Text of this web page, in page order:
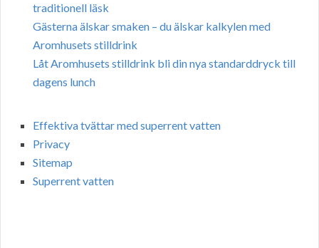
traditionell läsk
Gästerna älskar smaken – du älskar kalkylen med
Aromhusets stilldrink
Låt Aromhusets stilldrink bli din nya standarddryck till
dagens lunch
Effektiva tvättar med superrent vatten
Privacy
Sitemap
Superrent vatten